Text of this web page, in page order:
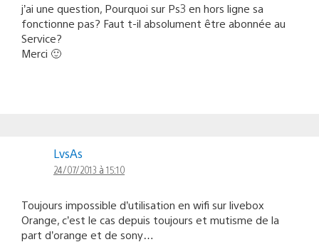
j’ai une question, Pourquoi sur Ps3 en hors ligne sa
fonctionne pas? Faut t-il absolument être abonnée au
Service?
Merci 🙂
LvsAs
24/07/2013 à 15:10
Toujours impossible d’utilisation en wifi sur livebox
Orange, c’est le cas depuis toujours et mutisme de la
part d’orange et de sony…